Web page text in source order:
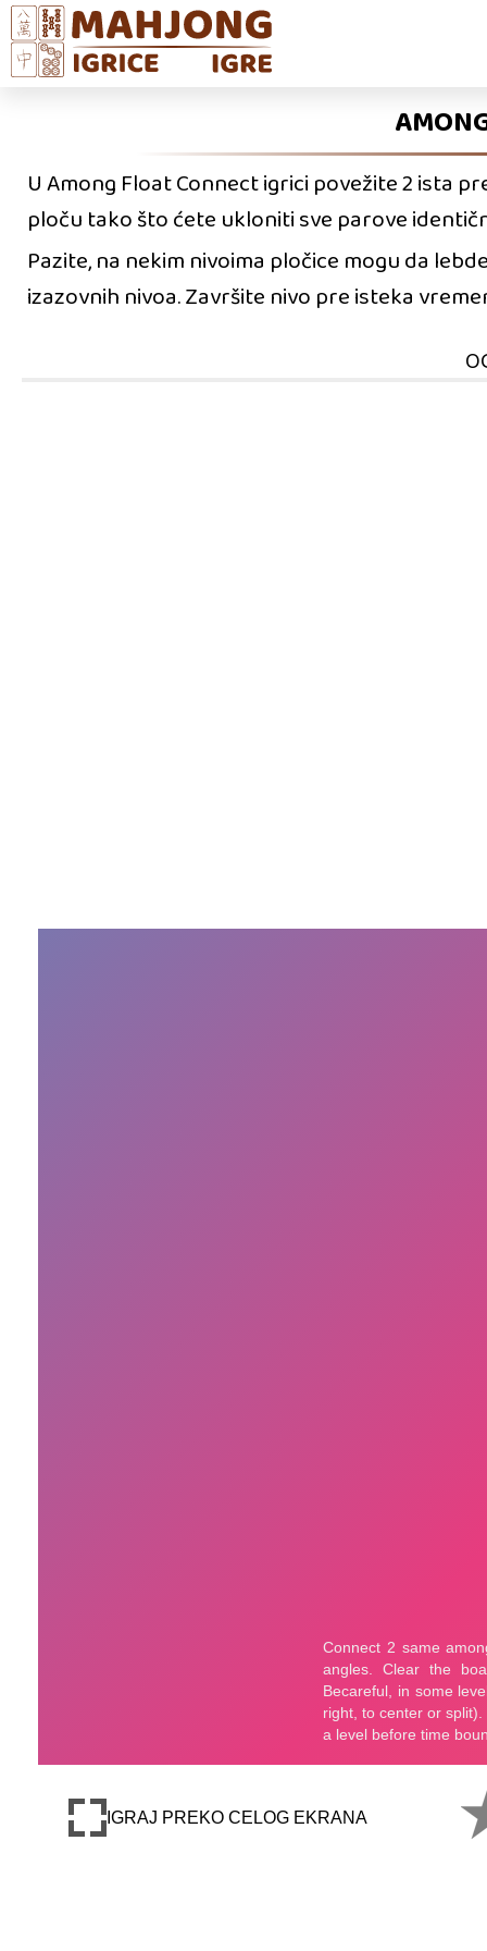
U Among Float Connect igrici povežite 2 ista
ploču tako što ćete ukloniti sve parove
Pazite, na nekim nivoima pločice mogu da
izazovnih nivoa. Završite nivo pre isteka
IGRAJ PREKO CELOG EKRANA